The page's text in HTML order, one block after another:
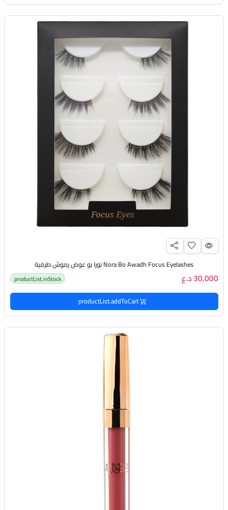
Nora Bo Awadh Focus Eyelashes نورا بو عوض رموش طرفية
30,000 د.ع productList.inStock
productList.addToCart